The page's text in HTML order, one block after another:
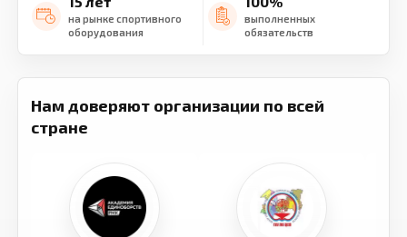
на рынке спортивного
оборудования
выполненных
обязательств
Нам доверяют организации по всей
стране